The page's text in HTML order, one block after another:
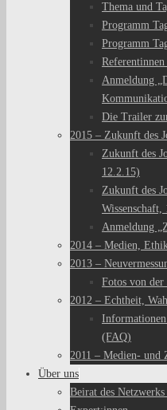
Thema und
Programm
Programm
Anmeldung
Die Trailer
2015 – Zukunft des
Zukunft des
12.2.15)
Zukunft des
Wissenschaft,
Anmeldung
2014 – Medien,
2013 –
Fotos von der
2012 – Echtheit,
(FAQ)
2011 – Medien- und
Über uns
Beirat des